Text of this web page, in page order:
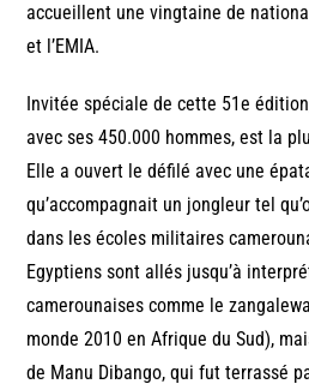
accueillent une vingtaine de
et l’EMIA.
Invitée spéciale de cette 51e
avec ses 450.000 hommes, est la
Elle a ouvert le défilé avec une
qu’accompagnait un jongleur tel
dans les écoles militaires
Egyptiens sont allés jusqu’à
camerounaises comme le
monde 2010 en Afrique du Sud),
de Manu Dibango, qui fut terrassé